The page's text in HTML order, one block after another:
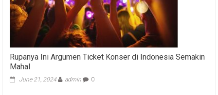
Rupanya Ini Argumen Ticket Konser di Indonesia Semakin
Mahal
June 21, 2024 admin 0